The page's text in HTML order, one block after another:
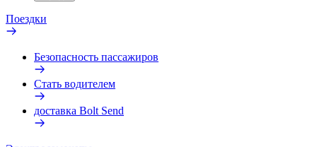
Поездки
Безопасность пассажиров
Стать водителем
доставка Bolt Send